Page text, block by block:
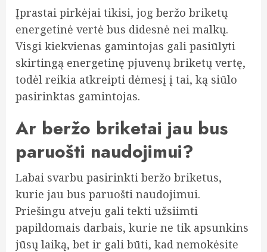
Įprastai pirkėjai tikisi, jog beržo briketų
energetinė vertė bus didesnė nei malkų.
Visgi kiekvienas gamintojas gali pasiūlyti
skirtingą energetinę pjuvenų briketų vertę,
todėl reikia atkreipti dėmesį į tai, ką siūlo
pasirinktas gamintojas.
Ar beržo briketai jau bus
paruošti naudojimui?
Labai svarbu pasirinkti beržo briketus,
kurie jau bus paruošti naudojimui.
Priešingu atveju gali tekti užsiimti
papildomais darbais, kurie ne tik apsunkins
jūsų laiką, bet ir gali būti, kad nemokėsite